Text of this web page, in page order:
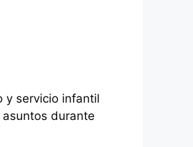
y servicio infantil
durante